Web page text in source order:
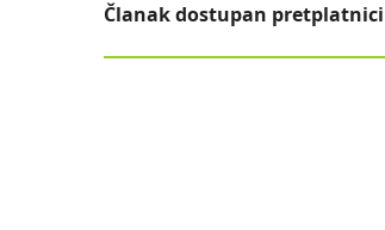
Članak dostupan